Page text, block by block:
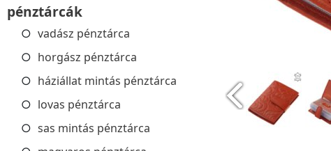
pénztárcák
vadász pénztárca
horgász pénztárca
háziállat mintás pénztárca
lovas pénztárca
sas mintás pénztárca